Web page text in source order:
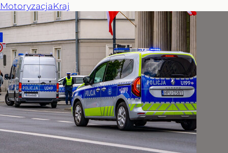
MotoryzacjaKraj